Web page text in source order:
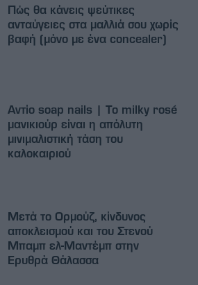
Πώς θα κάνεις ψεύτικες
ανταύγειες στα μαλλιά σου χωρίς
βαφή (μόνο με ένα concealer)
Αντίο soap nails | Το milky rosé
μανικιούρ είναι η απόλυτη
μινιμαλιστική τάση του
καλοκαιριού
Μετά το Ορμούζ, κίνδυνος
αποκλεισμού και του Στενού
Μπαμπ ελ-Μαντέμπ στην
Ερυθρά Θάλασσα